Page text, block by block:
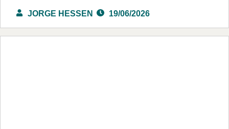
JORGE HESSEN 19/06/2026